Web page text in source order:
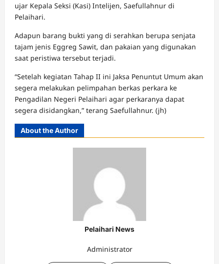
ujar Kepala Seksi (Kasi) Intelijen, Saefullahnur di
Pelaihari.
Adapun barang bukti yang di serahkan berupa senjata
tajam jenis Eggreg Sawit, dan pakaian yang digunakan
saat peristiwa tersebut terjadi.
“Setelah kegiatan Tahap II ini Jaksa Penuntut Umum akan
segera melakukan pelimpahan berkas perkara ke
Pengadilan Negeri Pelaihari agar perkaranya dapat
segera disidangkan,” terang Saefullahnur. (jh)
About the Author
Pelaihari News
Administrator